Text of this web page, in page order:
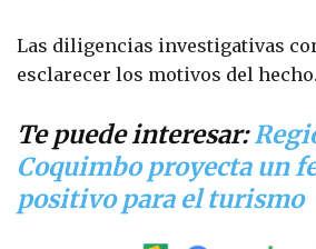
Las diligencias investigativas
esclarecer los motivos del hecho.
Te puede interesar:
Coquimbo proyecta un
positivo para el turismo